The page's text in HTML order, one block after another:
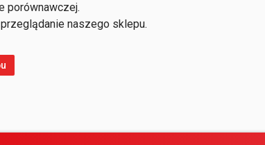
porównawczej.
naszego sklepu.